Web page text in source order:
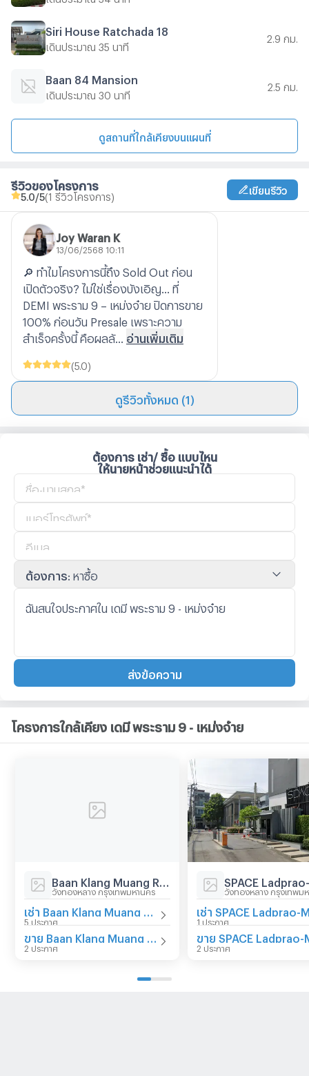
Siri House Ratchada 18
เดินประมาณ 35 นาที
2.9 กม.
Baan 84 Mansion
เดินประมาณ 30 นาที
2.5 กม.
ดูสถานที่ใกล้เคียงบนแผนที่
รีวิวของโครงการ
5.0 /5(1 รีวิวโครงการ)
เขียนรีวิว
Joy Waran K
13/06/2568 10:11
🔎 ทำไมโครงการนี้ถึง Sold Out ก่อน
เปิดตัวจริง? ไม่ใช่เรื่องบังเอิญ… ที่
DEMI พระราม 9 – เหม่งจ๋าย ปิดการขาย
100% ก่อนวัน Presale เพราะความ
สำเร็จครั้งนี้ คือผลลั...
อ่านเพิ่มเติม
(5.0)
ดูรีวิวทั้งหมด (1)
ต้องการ เช่า/ ซื้อ แบบไหน
ให้นายหน้าช่วยแนะนำได้
ต้องการ หาซื้อ
ส่งข้อความ
โครงการใกล้เคียง เดมี พระราม 9 - เหม่งจ๋าย
วังทองหลาง กรุงเทพมหานคร
5 ประกาศ
2 ประกาศ
วังทองหลาง กรุงเทพม
1 ประกาศ
2 ประกาศ